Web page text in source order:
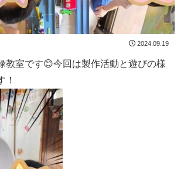
2024.09.19
教室です😊今回は製作活動と遊びの様
！